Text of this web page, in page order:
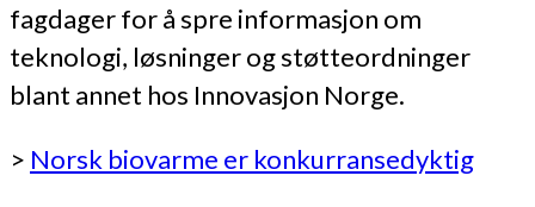
fagdager for å spre informasjon om
teknologi, løsninger og støtteordninger
blant annet hos Innovasjon Norge.
> Norsk biovarme er konkurransedyktig